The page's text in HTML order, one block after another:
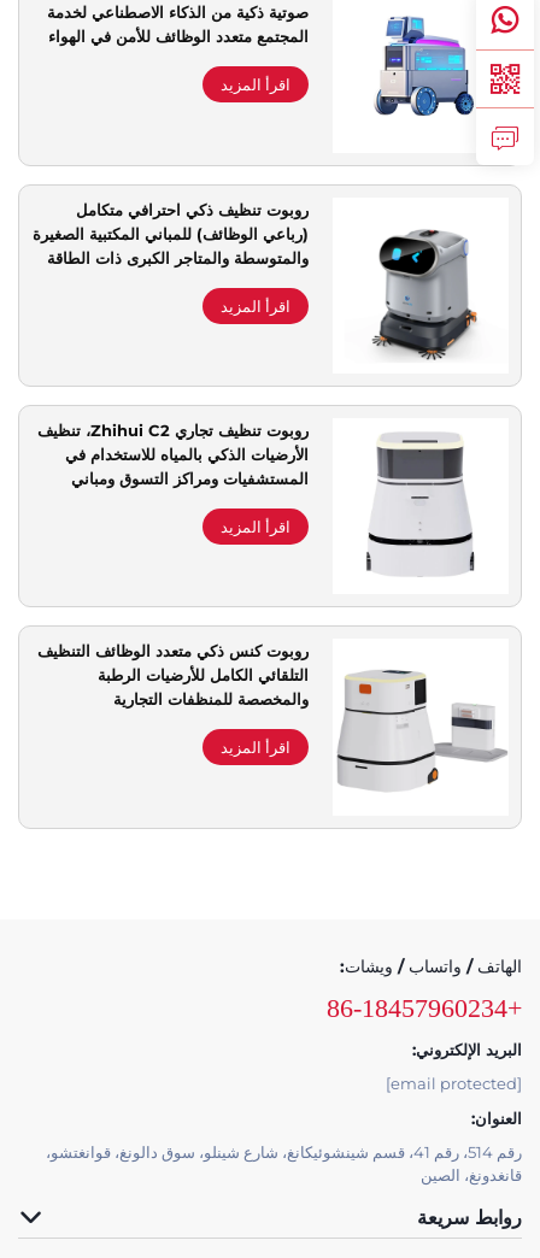
صوتية ذكية من الذكاء الاصطناعي لخدمة
المجتمع متعدد الوظائف للأمن في الهواء
اقرأ المزيد
روبوت تنظيف ذكي احترافي متكامل
(رباعي الوظائف) للمباني المكتبية الصغيرة
والمتوسطة والمتاجر الكبرى ذات الطاقة
اقرأ المزيد
روبوت تنظيف تجاري Zhihui C2، تنظيف
الأرضيات الذكي بالمياه للاستخدام في
المستشفيات ومراكز التسوق ومباني
اقرأ المزيد
روبوت كنس ذكي متعدد الوظائف التنظيف
التلقائي الكامل للأرضيات الرطبة
والمخصصة للمنظفات التجارية
اقرأ المزيد
الهاتف / واتساب / ويشات:
+86-18457960234
البريد الإلكتروني:
[email protected]
العنوان:
رقم 514، رقم 41، قسم شينشوئيكانغ، شارع شينلو، سوق دالونغ، قوانغتشو،
قانغدونغ، الصين
روابط سريعة